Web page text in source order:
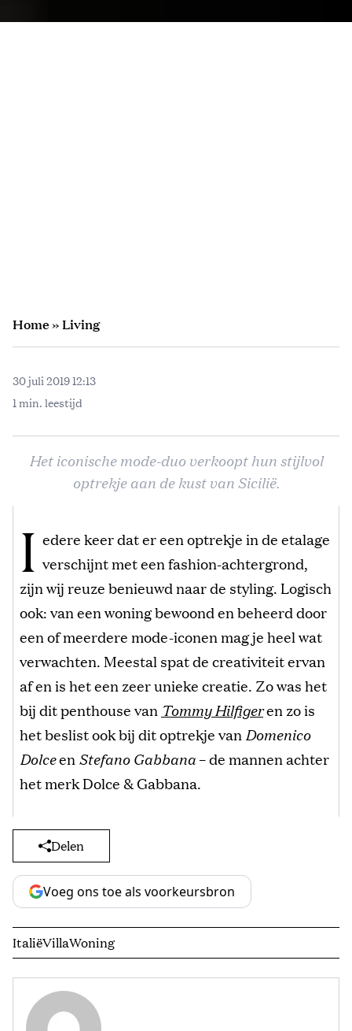
Home»Living
30 juli 2019 12:13
1 min. leestijd
Het iconische mode-duo verkoopt hun stijlvol
optrekje aan de kust van Sicilië.
I edere keer dat er een optrekje in de etalage
verschijnt met een fashion-achtergrond,
zijn wij reuze benieuwd naar de styling. Logisch
ook: van een woning bewoond en beheerd door
een of meerdere mode-iconen mag je heel wat
verwachten. Meestal spat de creativiteit ervan
af en is het een zeer unieke creatie. Zo was het
bij dit penthouse van Tommy Hilfigeren zo is
het beslist ook bij dit optrekje van Domenico
Dolceen Stefano Gabbana– de mannen achter
het merk Dolce & Gabbana.
Delen
Voeg ons toe als voorkeursbron
ItaliëVillaWoning